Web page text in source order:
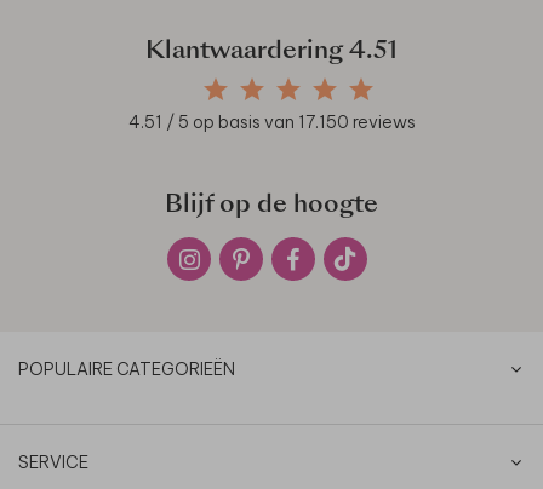
Klantwaardering 4.51
4.51 / 5 op basis van 17.150 reviews
Blijf op de hoogte
POPULAIRE CATEGORIEËN
SERVICE